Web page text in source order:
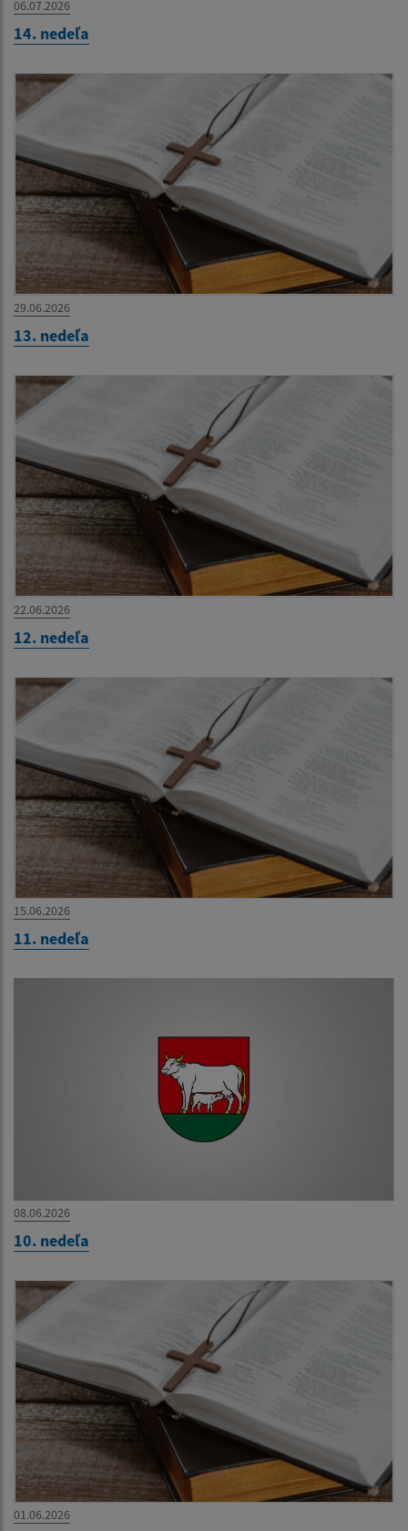
06.07.2026
14. nedeľa
29.06.2026
13. nedeľa
22.06.2026
12. nedeľa
15.06.2026
11. nedeľa
08.06.2026
10. nedeľa
01.06.2026